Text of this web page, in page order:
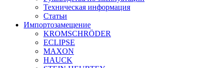
Техническая информация
Статьи
Импортозамещение
KROMSCHRÖDER
ECLIPSE
MAXON
HAUCK